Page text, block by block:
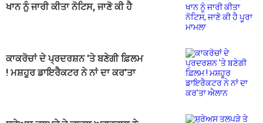
ਖਾਨ ਨੂੰ ਜਾਰੀ ਕੀਤਾ ਨੋਟਿਸ, ਜਾਣੋ ਕੀ ਹੈ
ਕਾਕਰੋਚਾਂ ਦੇ ਪ੍ਰਦਰਸ਼ਨ 'ਤੇ ਬਣੇਗੀ ਫ਼ਿਲਮ
! ਮਸ਼ਹੂਰ ਡਾਇਰੈਕਟਰ ਨੇ ਨਾਂ ਦਾ ਕਰ'ਤਾ